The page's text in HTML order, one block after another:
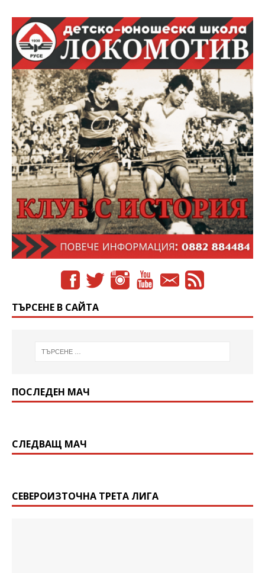
ТЪРСЕНЕ В САЙТА
ПОСЛЕДЕН МАЧ
СЛЕДВАЩ МАЧ
СЕВЕРОИЗТОЧНА ТРЕТА ЛИГА